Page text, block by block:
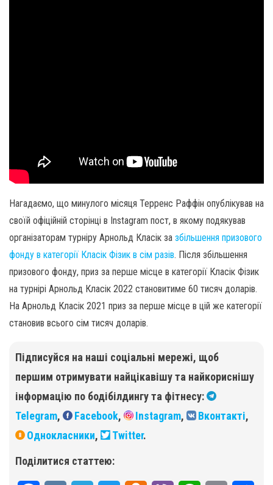
Нагадаємо, що минулого місяця Терренс Раффін опублікував на
своїй офіційній сторінці в Instagram пост, в якому подякував
організаторам турніру Арнольд Класік за збільшення призового
фонду в категорії Класік Фізик в сім разів. Після збільшення
призового фонду, приз за перше місце в категорії Класік Фізик
на турнірі Арнольд Класік 2022 становитиме 60 тисяч доларів.
На Арнольд Класік 2021 приз за перше місце в цій же категорії
становив всього сім тисяч доларів.
Підписуйся на наші соціальні мережі, щоб
першим отримувати найцікавішу та найкориснішу
інформацію по бодібілдингу та фітнесу:
Telegram, Facebook, Instagram, Вконтакті,
Однокласники, Twitter.
Поділитися статтею: